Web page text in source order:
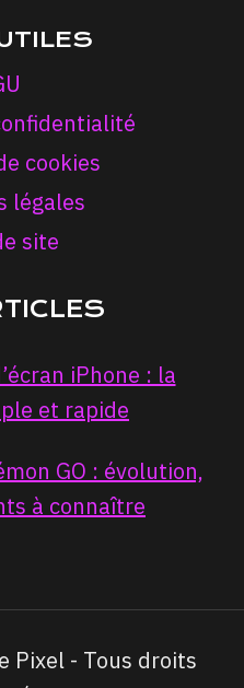
cookies
légales
site
iPhone : la
et rapide
GO : évolution,
à connaître
Pixel - Tous droits